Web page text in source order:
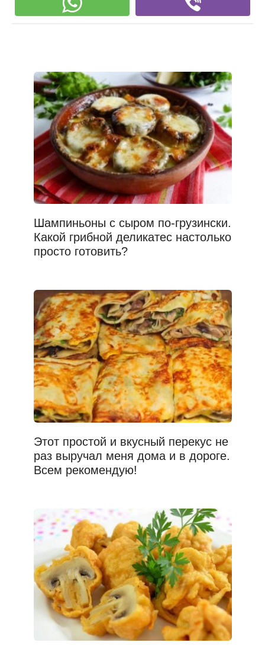
Шампиньоны с сыром по-грузински.
Какой грибной деликатес настолько
просто готовить?
Этот простой и вкусный перекус не
раз выручал меня дома и в дороге.
Всем рекомендую!